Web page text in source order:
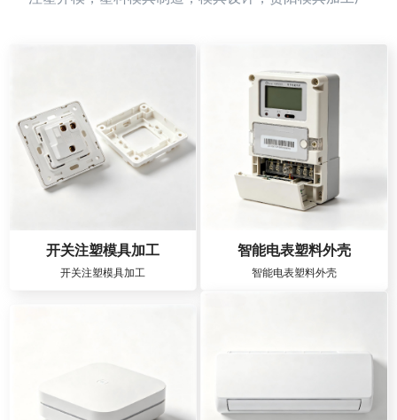
开关注塑模具加工
开关注塑模具加工
智能电表塑料外壳
智能电表塑料外壳